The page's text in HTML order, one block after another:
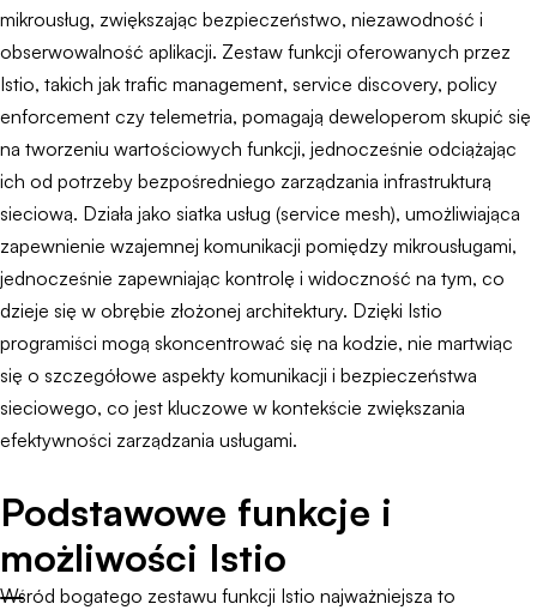
mikrousług, zwiększając bezpieczeństwo, niezawodność i
obserwowalność aplikacji. Zestaw funkcji oferowanych przez
Istio, takich jak trafic management, service discovery, policy
enforcement czy telemetria, pomagają deweloperom skupić się
na tworzeniu wartościowych funkcji, jednocześnie odciążając
ich od potrzeby bezpośredniego zarządzania infrastrukturą
sieciową. Działa jako siatka usług (service mesh), umożliwiająca
zapewnienie wzajemnej komunikacji pomiędzy mikrousługami,
jednocześnie zapewniając kontrolę i widoczność na tym, co
dzieje się w obrębie złożonej architektury. Dzięki Istio
programiści mogą skoncentrować się na kodzie, nie martwiąc
się o szczegółowe aspekty komunikacji i bezpieczeństwa
sieciowego, co jest kluczowe w kontekście zwiększania
efektywności zarządzania usługami.
Podstawowe funkcje i
możliwości Istio
Wśród bogatego zestawu funkcji Istio najważniejsza to